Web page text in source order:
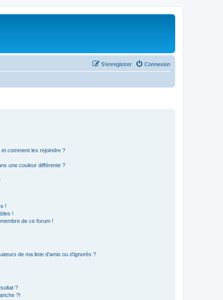
Connexion
S’enregistrer
comment les rejoindre ?
une couleur différente ?
!
!
de ce forum !
de ma liste d’amis ou d’ignorés ?
?
?!